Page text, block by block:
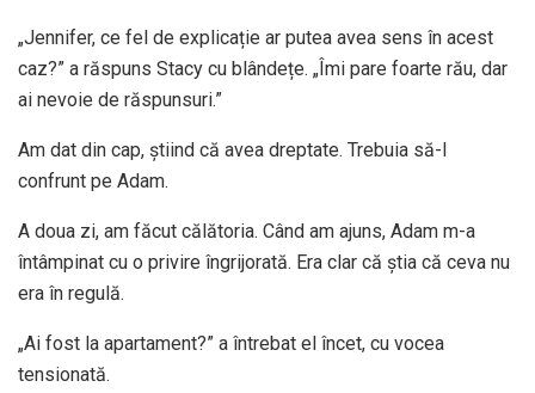
„Jennifer, ce fel de explicație ar putea avea sens în acest
caz?” a răspuns Stacy cu blândețe. „Îmi pare foarte rău, dar
ai nevoie de răspunsuri.”
Am dat din cap, știind că avea dreptate. Trebuia să-l
confrunt pe Adam.
A doua zi, am făcut călătoria. Când am ajuns, Adam m-a
întâmpinat cu o privire îngrijorată. Era clar că știa că ceva nu
era în regulă.
„Ai fost la apartament?” a întrebat el încet, cu vocea
tensionată.